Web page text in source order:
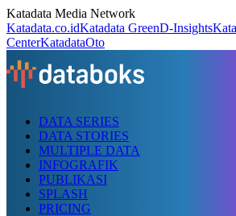
Katadata Media Network
Katadata.co.idKatadata GreenD-Insights
CenterKatadataOto
DATA SERIES
DATA STORIES
MULTIPLE DATA
INFOGRAFIK
PUBLIKASI
SPLASH
PRICING